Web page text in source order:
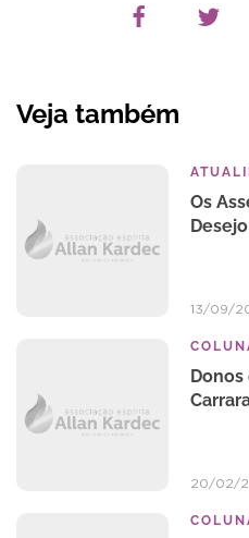
Veja também
Os
13/09/
Donos
20/02/